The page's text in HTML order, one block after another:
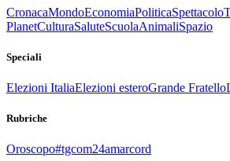
CronacaMondoEconomiaPoliticaSpettacolo
PlanetCulturaSaluteScuolaAnimaliSpazio
Speciali
Elezioni ItaliaElezioni esteroGrande Fratello
Rubriche
Oroscopo#tgcom24amarcord